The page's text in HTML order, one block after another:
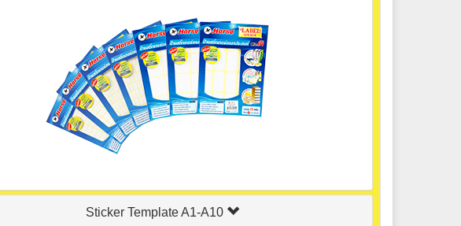
Sticker Template A1-A10